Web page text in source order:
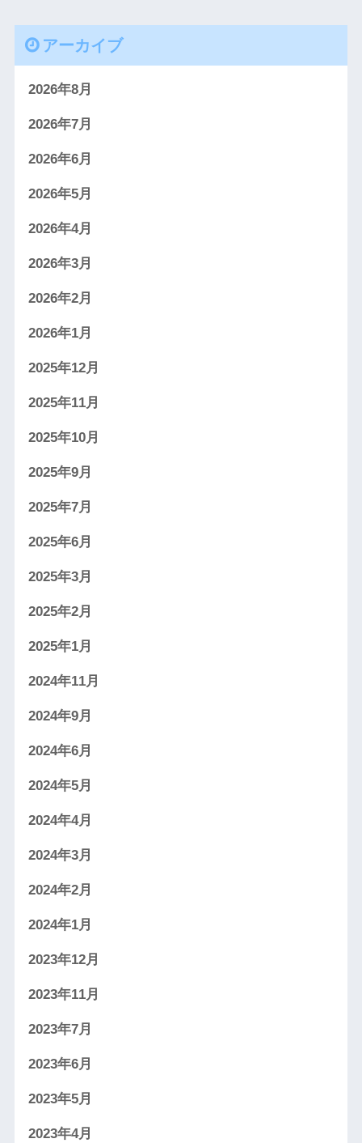
アーカイブ
2026年8月
2026年7月
2026年6月
2026年5月
2026年4月
2026年3月
2026年2月
2026年1月
2025年12月
2025年11月
2025年10月
2025年9月
2025年7月
2025年6月
2025年3月
2025年2月
2025年1月
2024年11月
2024年9月
2024年6月
2024年5月
2024年4月
2024年3月
2024年2月
2024年1月
2023年12月
2023年11月
2023年7月
2023年6月
2023年5月
2023年4月